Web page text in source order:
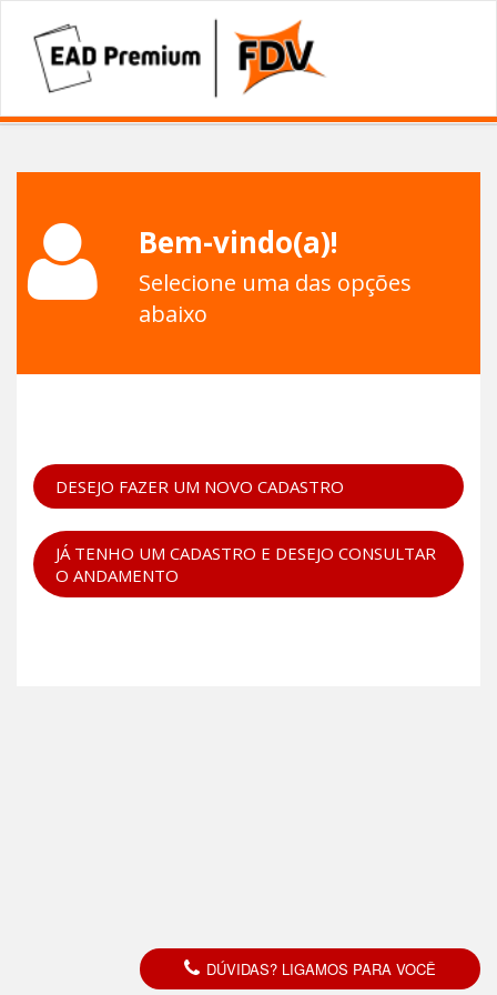
Bem-vindo(a)!
Selecione uma das opções
abaixo
DESEJO FAZER UM NOVO CADASTRO
JÁ TENHO UM CADASTRO E DESEJO CONSULTAR
O ANDAMENTO
DÚVIDAS? LIGAMOS PARA VOCÊ